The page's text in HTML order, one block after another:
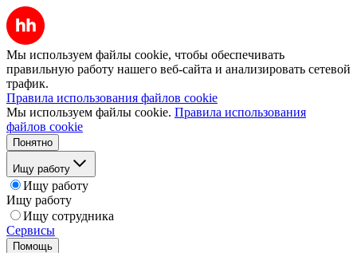
Мы используем файлы cookie, чтобы обеспечивать
правильную работу нашего веб-сайта и анализировать сетевой
трафик.
Правила использования файлов cookie
Мы используем файлы cookie. Правила использования
файлов cookie
Понятно
Ищу работу
Ищу работу
Ищу работу
Ищу сотрудника
Сервисы
Помощь